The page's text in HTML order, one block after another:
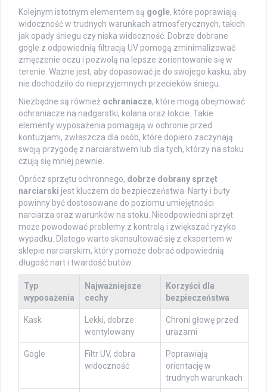
Kolejnym istotnym elementem są gogle, które poprawiają
widoczność w trudnych warunkach atmosferycznych, takich
jak opady śniegu czy niska widoczność. Dobrze dobrane
gogle z odpowiednią filtracją UV pomogą zminimalizować
zmęczenie oczu i pozwolą na lepsze zorientowanie się w
terenie. Ważne jest, aby dopasować je do swojego kasku, aby
nie dochodziło do nieprzyjemnych przecieków śniegu.
Niezbędne są również ochraniacze, które mogą obejmować
ochraniacze na nadgarstki, kolana oraz łokcie. Takie
elementy wyposażenia pomagają w ochronie przed
kontuzjami, zwłaszcza dla osób, które dopiero zaczynają
swoją przygodę z narciarstwem lub dla tych, którzy na stoku
czują się mniej pewnie.
Oprócz sprzętu ochronnego, dobrze dobrany sprzęt
narciarski jest kluczem do bezpieczeństwa. Narty i buty
powinny być dostosowane do poziomu umiejętności
narciarza oraz warunków na stoku. Nieodpowiedni sprzęt
może powodować problemy z kontrolą i zwiększać ryzyko
wypadku. Dlatego warto skonsultować się z ekspertem w
sklepie narciarskim, który pomoże dobrać odpowiednią
długość nart i twardość butów.
Typ
wyposażenia
Najważniejsze
cechy
Korzyści dla
bezpieczeństwa
Kask
Lekki, dobrze
wentylowany
Chroni głowę przed
urazami
Gogle
Filtr UV, dobra
widoczność
Poprawiają
orientację w
trudnych warunkach